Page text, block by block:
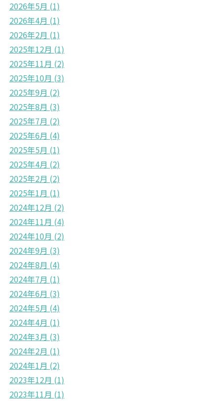
2026年5月 (1)
2026年4月 (1)
2026年2月 (1)
2025年12月 (1)
2025年11月 (2)
2025年10月 (3)
2025年9月 (2)
2025年8月 (3)
2025年7月 (2)
2025年6月 (4)
2025年5月 (1)
2025年4月 (2)
2025年2月 (2)
2025年1月 (1)
2024年12月 (2)
2024年11月 (4)
2024年10月 (2)
2024年9月 (3)
2024年8月 (4)
2024年7月 (1)
2024年6月 (3)
2024年5月 (4)
2024年4月 (1)
2024年3月 (3)
2024年2月 (1)
2024年1月 (2)
2023年12月 (1)
2023年11月 (1)